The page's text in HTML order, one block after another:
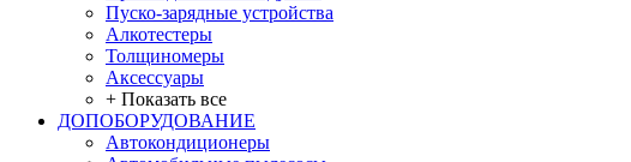
Пуско-зарядные устройства
Алкотестеры
Толщиномеры
Аксессуары
+ Показать все
ДОПОБОРУДОВАНИЕ
Автокондиционеры